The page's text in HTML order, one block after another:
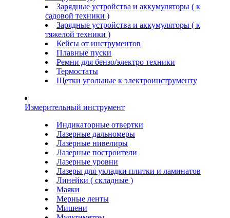
Зарядные устройства и аккумуляторы ( к
садовой техники )
Зарядные устройства и аккумуляторы ( к
тяжелой техники )
Кейсы от инструментов
Плавные пуски
Ремни для бензо/электро техники
Термостаты
Щетки угольные к электроинструменту
Измерительный инструмент
Индикаторные отвертки
Лазерные дальномеры
Лазерные нивелиры
Лазерные построители
Лазерные уровни
Лазеры для укладки плитки и ламинатов
Линейки ( складные )
Маяки
Мерные ленты
Мишени